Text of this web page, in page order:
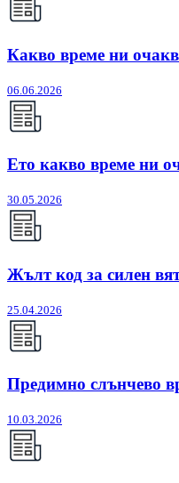
Какво време ни
06.06.2026
Ето какво време ни
30.05.2026
Жълт код за силен
25.04.2026
Предимно слънчево
10.03.2026